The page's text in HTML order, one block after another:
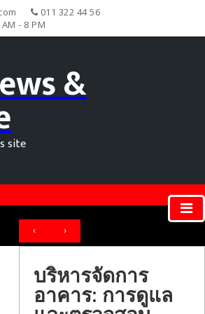
011 322 44 56
- 8 PM
&
site
‹ ›
บริหารจัดการ
อาคาร: การดูแล